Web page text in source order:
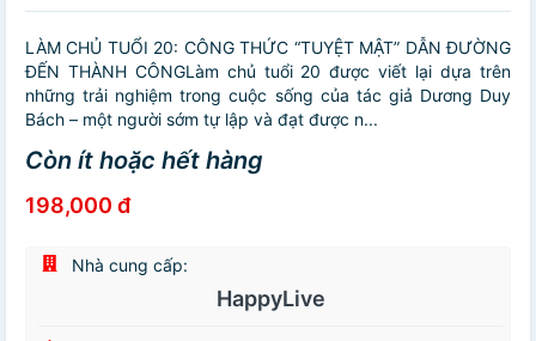
LÀM CHỦ TUỔI 20: CÔNG THỨC “TUYỆT MẬT” DẪN ĐƯỜNG
ĐẾN THÀNH CÔNGLàm chủ tuổi 20 được viết lại dựa trên
những trải nghiệm trong cuộc sống của tác giả Dương Duy
Bách – một người sớm tự lập và đạt được n...
Còn ít hoặc hết hàng
198,000 đ
Nhà cung cấp:
HappyLive